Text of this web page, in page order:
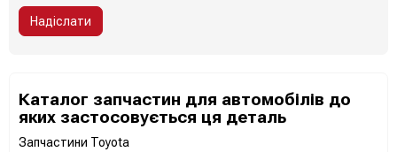
Надіслати
Каталог запчастин для автомобілів до
яких застосовується ця деталь
Запчастини Toyota